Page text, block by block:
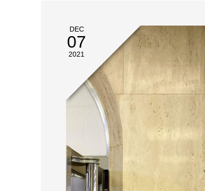
DEC
07
2021